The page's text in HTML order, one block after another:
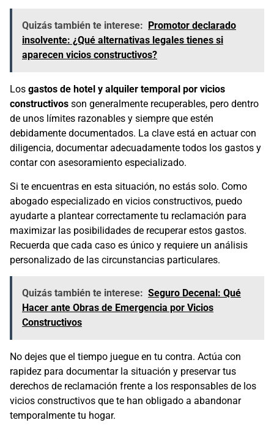
Quizás también te interese:
Promotor declarado
insolvente: ¿Qué alternativas legales tienes si
aparecen vicios constructivos?
Los gastos de hotel y alquiler temporal por vicios
constructivos son generalmente recuperables, pero dentro
de unos límites razonables y siempre que estén
debidamente documentados. La clave está en actuar con
diligencia, documentar adecuadamente todos los gastos y
contar con asesoramiento especializado.
Si te encuentras en esta situación, no estás solo. Como
abogado especializado en vicios constructivos, puedo
ayudarte a plantear correctamente tu reclamación para
maximizar las posibilidades de recuperar estos gastos.
Recuerda que cada caso es único y requiere un análisis
personalizado de las circunstancias particulares.
Quizás también te interese: Seguro Decenal: Qué
Hacer ante Obras de Emergencia por Vicios
Constructivos
No dejes que el tiempo juegue en tu contra. Actúa con
rapidez para documentar la situación y preservar tus
derechos de reclamación frente a los responsables de los
vicios constructivos que te han obligado a abandonar
temporalmente tu hogar.